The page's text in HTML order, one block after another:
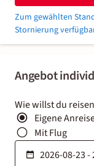
Angebot
Wie willst du
Eigene
Mit Flug
Zum gewählten
Stornierung